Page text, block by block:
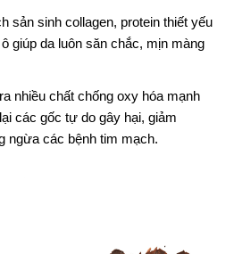
sản sinh collagen, protein thiết yếu
giúp da luôn săn chắc, mịn màng
nhiều chất chống oxy hóa mạnh
các gốc tự do gây hại, giảm
ngừa các bệnh tim mạch.